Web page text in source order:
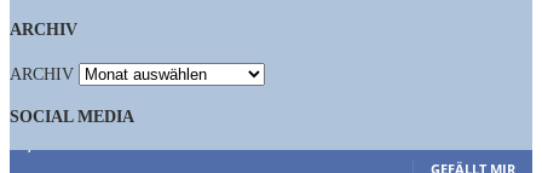
ARCHIV
ARCHIV
SOCIAL MEDIA
GEFÄLLT MIR